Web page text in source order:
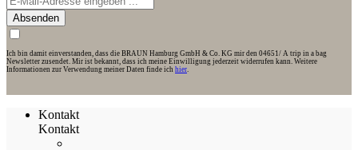
Absenden
Ich bin damit einverstanden, dass die BRAUN Hamburg GmbH & Co. KG mir den 04651/ A trip in a bag
Newsletter zusendet. Mir ist bekannt, dass ich meine Einwilligung jederzeit widerrufen kann. Weitere
Informationen zur Verwendung meiner Daten finde ich hier.
Kontakt
Kontakt